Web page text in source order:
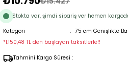
Stokta var, şimdi sipariş ver hemen
Kategori
75 cm Genişlikte
*1.150,48 TL den başlayan taksitlerle!!
Tahmini Kargo Süresi :